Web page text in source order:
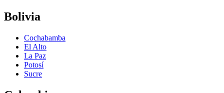
Bolivia
Cochabamba
El Alto
La Paz
Potosí
Sucre